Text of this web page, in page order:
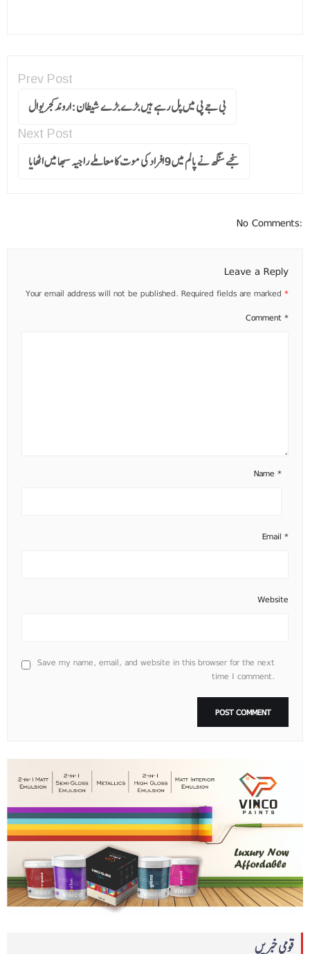
قومی خبریں
Prev Post
بی جے پی میں پل رہے ہیں بڑے بڑے شیطان :اروندکجریوال
Next Post
سنجے سنگھ نے پالم میں 9افراد کی موت کا معاملے راجیہ سبھا میں اٹھایا
No Comments:
Leave a Reply
Your email address will not be published. Required fields are marked *
Comment *
Name *
Email *
Website
Save my name, email, and website in this browser for the next
time I comment.